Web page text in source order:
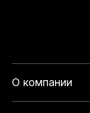
О компании